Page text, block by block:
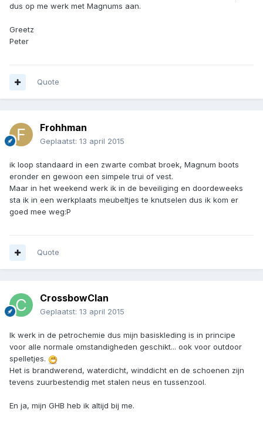
dus op me werk met Magnums aan.
Greetz
Peter
Quote
Frohhman
Geplaatst: 13 april 2015
ik loop standaard in een zwarte combat broek, Magnum boots
eronder en gewoon een simpele trui of vest.
Maar in het weekend werk ik in de beveiliging en doordeweeks
sta ik in een werkplaats meubeltjes te knutselen dus ik kom er
goed mee weg:P
Quote
CrossbowClan
Geplaatst: 13 april 2015
Ik werk in de petrochemie dus mijn basiskleding is in principe
voor alle normale omstandigheden geschikt... ook voor outdoor
spelletjes.
Het is brandwerend, waterdicht, winddicht en de schoenen zijn
tevens zuurbestendig met stalen neus en tussenzool.
En ja, mijn GHB heb ik altijd bij me.